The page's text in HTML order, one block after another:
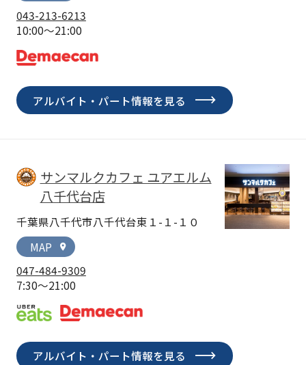
043-213-6213
10:00～21:00
アルバイト・パート情報を見る
サンマルクカフェ ユアエルム
八千代台店
千葉県八千代市八千代台東１-１-１０
MAP
location_on
047-484-9309
7:30～21:00
アルバイト・パート情報を見る